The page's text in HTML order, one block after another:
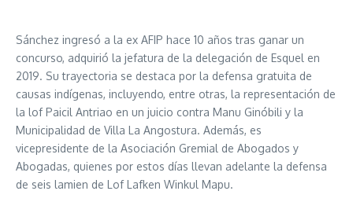
Sánchez ingresó a la ex AFIP hace 10 años tras ganar un
concurso, adquirió la jefatura de la delegación de Esquel en
2019. Su trayectoria se destaca por la defensa gratuita de
causas indígenas, incluyendo, entre otras, la representación de
la lof Paicil Antriao en un juicio contra Manu Ginóbili y la
Municipalidad de Villa La Angostura. Además, es
vicepresidente de la Asociación Gremial de Abogados y
Abogadas, quienes por estos días llevan adelante la defensa
de seis lamien de Lof Lafken Winkul Mapu.